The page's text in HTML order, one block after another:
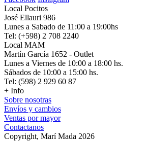
Local Pocitos
José Ellauri 986
Lunes a Sabado de 11:00 a 19:00hs
Tel: (+598) 2 708 2240
Local MAM
Martín García 1652 - Outlet
Lunes a Viernes de 10:00 a 18:00 hs.
Sábados de 10:00 a 15:00 hs.
Tel: (598) 2 929 60 87
+ Info
Sobre nosotras
Envíos y cambios
Ventas por mayor
Contactanos
Copyright, Marí Mada 2026